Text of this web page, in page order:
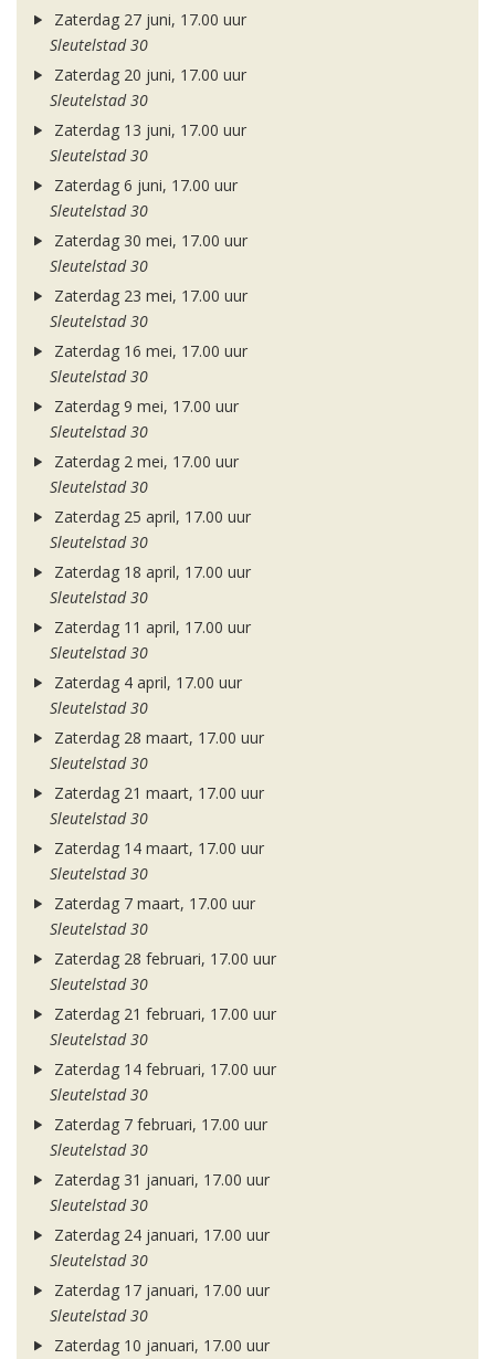
Zaterdag 27 juni, 17.00 uur
Sleutelstad 30
Zaterdag 20 juni, 17.00 uur
Sleutelstad 30
Zaterdag 13 juni, 17.00 uur
Sleutelstad 30
Zaterdag 6 juni, 17.00 uur
Sleutelstad 30
Zaterdag 30 mei, 17.00 uur
Sleutelstad 30
Zaterdag 23 mei, 17.00 uur
Sleutelstad 30
Zaterdag 16 mei, 17.00 uur
Sleutelstad 30
Zaterdag 9 mei, 17.00 uur
Sleutelstad 30
Zaterdag 2 mei, 17.00 uur
Sleutelstad 30
Zaterdag 25 april, 17.00 uur
Sleutelstad 30
Zaterdag 18 april, 17.00 uur
Sleutelstad 30
Zaterdag 11 april, 17.00 uur
Sleutelstad 30
Zaterdag 4 april, 17.00 uur
Sleutelstad 30
Zaterdag 28 maart, 17.00 uur
Sleutelstad 30
Zaterdag 21 maart, 17.00 uur
Sleutelstad 30
Zaterdag 14 maart, 17.00 uur
Sleutelstad 30
Zaterdag 7 maart, 17.00 uur
Sleutelstad 30
Zaterdag 28 februari, 17.00 uur
Sleutelstad 30
Zaterdag 21 februari, 17.00 uur
Sleutelstad 30
Zaterdag 14 februari, 17.00 uur
Sleutelstad 30
Zaterdag 7 februari, 17.00 uur
Sleutelstad 30
Zaterdag 31 januari, 17.00 uur
Sleutelstad 30
Zaterdag 24 januari, 17.00 uur
Sleutelstad 30
Zaterdag 17 januari, 17.00 uur
Sleutelstad 30
Zaterdag 10 januari, 17.00 uur